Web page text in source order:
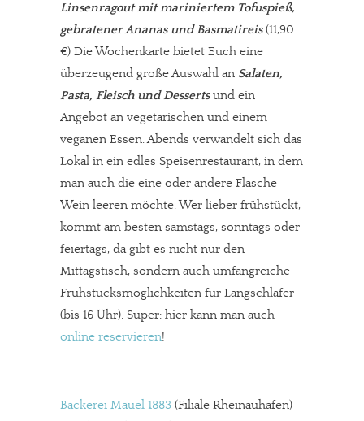
Linsenragout mit mariniertem Tofuspieß,
gebratener Ananas und Basmatireis(11,90
€) Die Wochenkarte bietet Euch eine
überzeugend große Auswahl an Salaten,
Pasta, Fleisch und Dessertsund ein
Angebot an vegetarischen und einem
veganen Essen. Abends verwandelt sich das
Lokal in ein edles Speisenrestaurant, in dem
man auch die eine oder andere Flasche
Wein leeren möchte. Wer lieber frühstückt,
kommt am besten samstags, sonntags oder
feiertags, da gibt es nicht nur den
Mittagstisch, sondern auch umfangreiche
Frühstücksmöglichkeiten für Langschläfer
(bis 16 Uhr). Super: hier kann man auch
online reservieren!
Bäckerei Mauel 1883 (Filiale Rheinauhafen) –